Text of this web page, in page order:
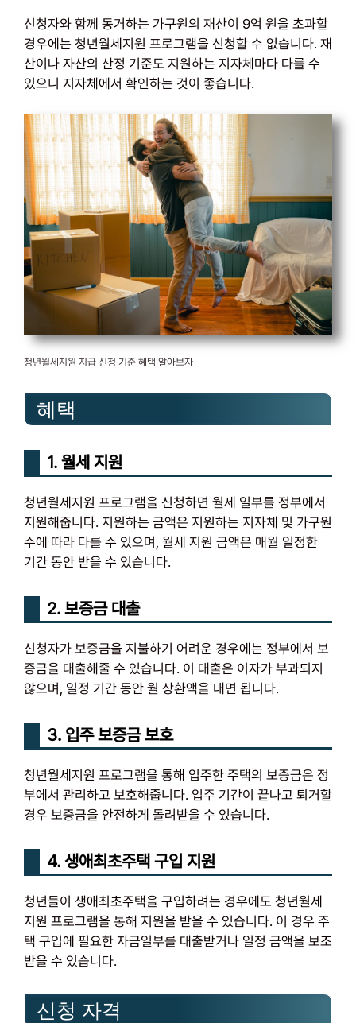
신청자와 함께 동거하는 가구원의 재산이 9억 원을 초과할
경우에는 청년월세지원 프로그램을 신청할 수 없습니다. 재
산이나 자산의 산정 기준도 지원하는 지자체마다 다를 수
있으니 지자체에서 확인하는 것이 좋습니다.
청년월세지원 지급 신청 기준 혜택 알아보자
혜택
1. 월세 지원
청년월세지원 프로그램을 신청하면 월세 일부를 정부에서
지원해줍니다. 지원하는 금액은 지원하는 지자체 및 가구원
수에 따라 다를 수 있으며, 월세 지원 금액은 매월 일정한
기간 동안 받을 수 있습니다.
2. 보증금 대출
신청자가 보증금을 지불하기 어려운 경우에는 정부에서 보
증금을 대출해줄 수 있습니다. 이 대출은 이자가 부과되지
않으며, 일정 기간 동안 월 상환액을 내면 됩니다.
3. 입주 보증금 보호
청년월세지원 프로그램을 통해 입주한 주택의 보증금은 정
부에서 관리하고 보호해줍니다. 입주 기간이 끝나고 퇴거할
경우 보증금을 안전하게 돌려받을 수 있습니다.
4. 생애최초주택 구입 지원
청년들이 생애최초주택을 구입하려는 경우에도 청년월세
지원 프로그램을 통해 지원을 받을 수 있습니다. 이 경우 주
택 구입에 필요한 자금일부를 대출받거나 일정 금액을 보조
받을 수 있습니다.
신청 자격